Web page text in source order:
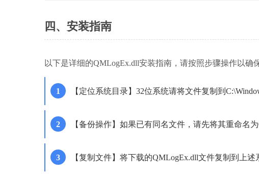
四、安装指南
以下是详细的QMLogEx.dll安装指南，请按照步骤操作以确
【定位系统目录】32位系统请将文件复制到
【备份操作】如果已有同名文件，请先将其重命名
【复制文件】将下载的QMLogEx.dll文件复制到上述